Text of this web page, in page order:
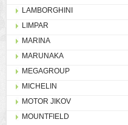
LAMBORGHINI
LIMPAR
MARINA
MARUNAKA
MEGAGROUP
MICHELIN
MOTOR JIKOV
MOUNTFIELD